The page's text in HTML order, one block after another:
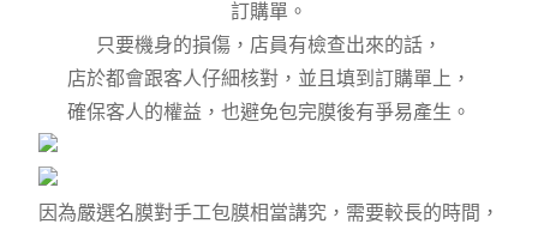
訂購單。
只要機身的損傷，店員有檢查出來的話，
店於都會跟客人仔細核對，並且填到訂購單上，
確保客人的權益，也避免包完膜後有爭易產生。
因為嚴選名膜對手工包膜相當講究，需要較長的時間，